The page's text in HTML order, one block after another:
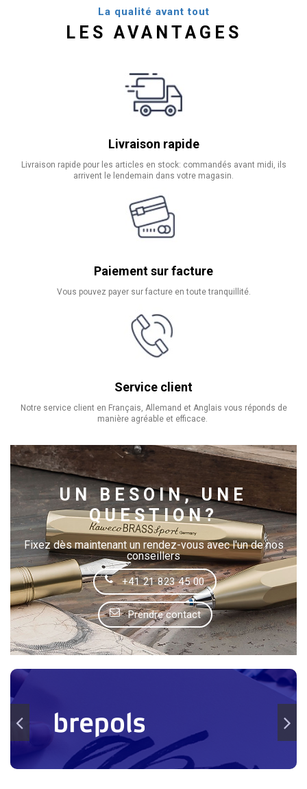
La qualité avant tout
LES AVANTAGES
Livraison rapide
Livraison rapide pour les articles en stock: commandés avant midi, ils
arrivent le lendemain dans votre magasin.
Paiement sur facture
Vous pouvez payer sur facture en toute tranquillité.
Service client
Notre service client en Français, Allemand et Anglais vous réponds de
manière agréable et efficace.
UN BESOIN, UNE
QUESTION?
Fixez dès maintenant un rendez-vous avec l'un de nos
conseillers
+41 21 823 45 00
Prendre contact